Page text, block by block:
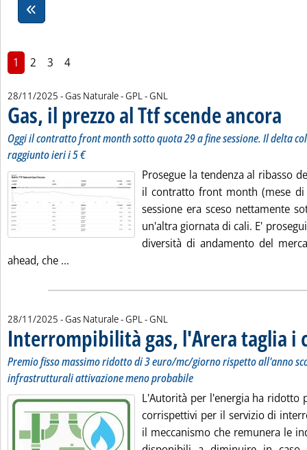
1 2 3 4
28/11/2025 - Gas Naturale - GPL - GNL
Gas, il prezzo al Ttf scende ancora
Oggi il contratto front month sotto quota 29 a fine sessione. Il delta
raggiunto ieri i 5 €
Prosegue la tendenza al ribasso
il contratto front month (mese
sessione era sceso nettamente
un'altra giornata di cali. E'
diversità di andamento del
ahead, che ...
28/11/2025 - Gas Naturale - GPL - GNL
Interrompibilità gas, l'Arera taglia
Premio fisso massimo ridotto di 3 euro/mc/giorno rispetto all'anno
infrastrutturali attivazione meno probabile
L'Autorità per l'energia ha ridotto
corrispettivi per il servizio di
il meccanismo che remunera le